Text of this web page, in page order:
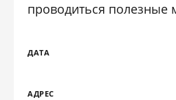
проводиться полезные
ДАТА
АДРЕС